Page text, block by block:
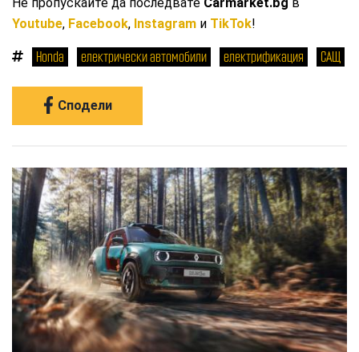
Youtube, Facebook, Instagram и TikTok!
Honda електрически автомобили електрификация САЩ
Сподели